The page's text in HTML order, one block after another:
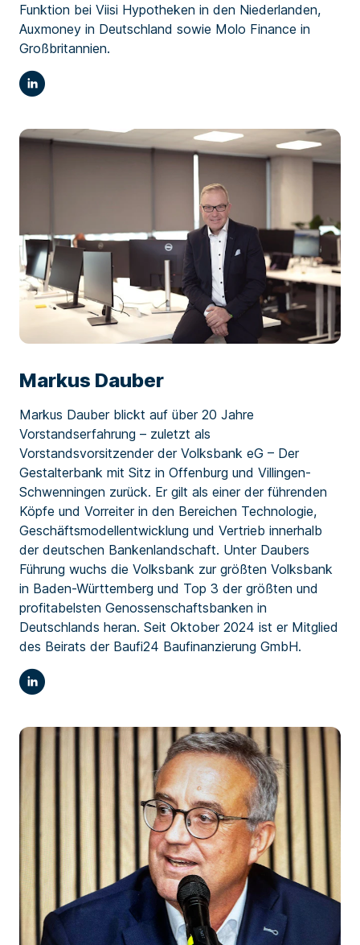
Funktion bei Viisi Hypotheken in den Niederlanden,
Auxmoney in Deutschland sowie Molo Finance in
Großbritannien.
Markus Dauber
Markus Dauber blickt auf über 20 Jahre
Vorstandserfahrung – zuletzt als
Vorstandsvorsitzender der Volksbank eG – Der
Gestalterbank mit Sitz in Offenburg und Villingen-
Schwenningen zurück. Er gilt als einer der führenden
Köpfe und Vorreiter in den Bereichen Technologie,
Geschäftsmodellentwicklung und Vertrieb innerhalb
der deutschen Bankenlandschaft. Unter Daubers
Führung wuchs die Volksbank zur größten Volksbank
in Baden-Württemberg und Top 3 der größten und
profitabelsten Genossenschaftsbanken in
Deutschlands heran. Seit Oktober 2024 ist er Mitglied
des Beirats der Baufi24 Baufinanzierung GmbH.